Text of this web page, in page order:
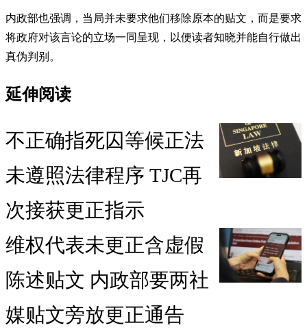
内政部也强调，当局并未要求他们移除原本的贴文，而是要求
将政府对该言论的立场一同呈现，以便读者知晓并能自行做出
真伪判别。
延伸阅读
不正确指死囚等候正法
未遵照法律程序 TJC再
次接获更正指示
维权代表未更正含虚假
陈述贴文 内政部要两社
媒贴文旁放更正通告